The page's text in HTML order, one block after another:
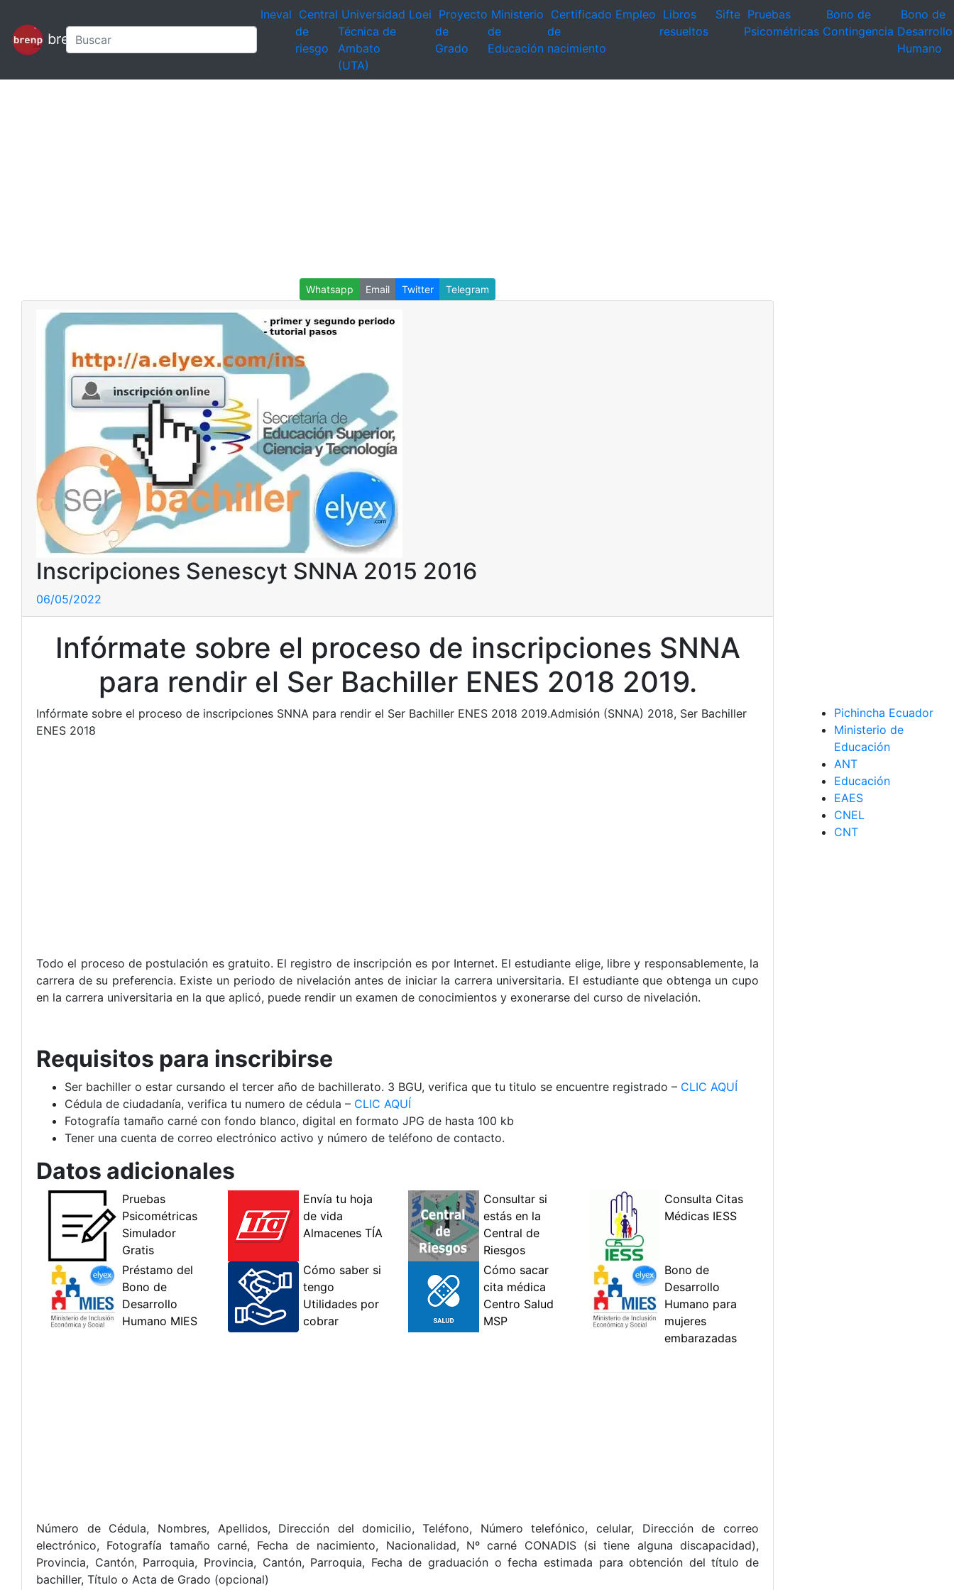
brenp
Ineval Central
de
riesgo
Universidad
Técnica de
Ambato
(UTA)
Loei Proyecto
de
Grado
Ministerio
de
Educación
Certificado
de
nacimiento
Empleo Libros
resueltos
Sifte Pruebas
Psicométricas
Bono de
Contingencia
Bono de
Desarrollo
Humano
Whatsapp Email Twitter Telegram
Inscripciones Senescyt SNNA 2015 2016
06/05/2022
Infórmate sobre el proceso de inscripciones SNNA
para rendir el Ser Bachiller ENES 2018 2019.
Infórmate sobre el proceso de inscripciones SNNA para rendir el Ser Bachiller ENES 2018 2019.Admisión (SNNA) 2018, Ser Bachiller
ENES 2018
Todo el proceso de postulación es gratuito. El registro de inscripción es por Internet. El estudiante elige, libre y responsablemente, la
carrera de su preferencia. Existe un periodo de nivelación antes de iniciar la carrera universitaria. El estudiante que obtenga un cupo
en la carrera universitaria en la que aplicó, puede rendir un examen de conocimientos y exonerarse del curso de nivelación.
Requisitos para inscribirse
Ser bachiller o estar cursando el tercer año de bachillerato. 3 BGU, verifica que tu titulo se encuentre registrado – CLIC AQUÍ
Cédula de ciudadanía, verifica tu numero de cédula – CLIC AQUÍ
Fotografía tamaño carné con fondo blanco, digital en formato JPG de hasta 100 kb
Tener una cuenta de correo electrónico activo y número de teléfono de contacto.
Datos adicionales
Número de Cédula, Nombres, Apellidos, Dirección del domicilio, Teléfono, Número telefónico, celular, Dirección de correo
electrónico, Fotografía tamaño carné, Fecha de nacimiento, Nacionalidad, Nº carné CONADIS (si tiene alguna discapacidad),
Provincia, Cantón, Parroquia, Provincia, Cantón, Parroquia, Fecha de graduación o fecha estimada para obtención del título de
bachiller, Título o Acta de Grado (opcional)
Pichincha Ecuador
Ministerio de
Educación
ANT
Educación
EAES
CNEL
CNT